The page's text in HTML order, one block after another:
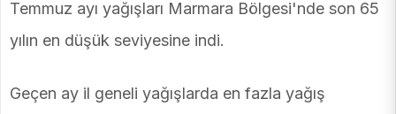
Temmuz ayı yağışları Marmara Bölgesi'nde son 65
yılın en düşük seviyesine indi.
Geçen ay il geneli yağışlarda en fazla yağış